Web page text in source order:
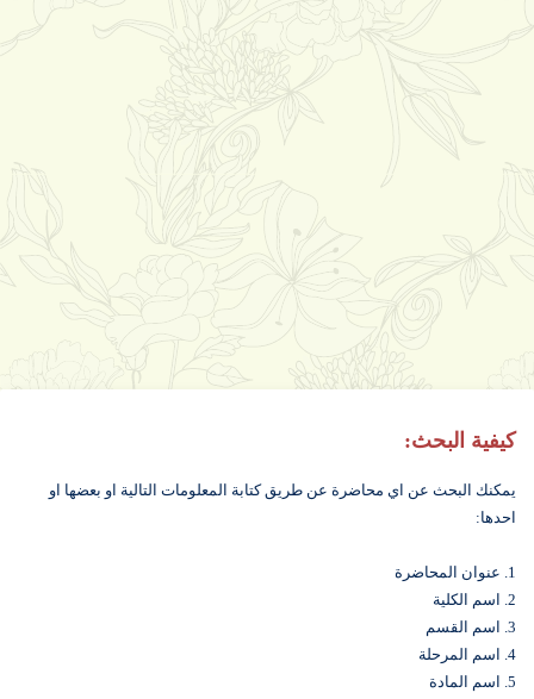
كيفية البحث:
يمكنك البحث عن اي محاضرة عن طريق كتابة المعلومات التالية او بعضها او
احدها:
1. عنوان المحاضرة
2. اسم الكلية
3. اسم القسم
4. اسم المرحلة
5. اسم المادة